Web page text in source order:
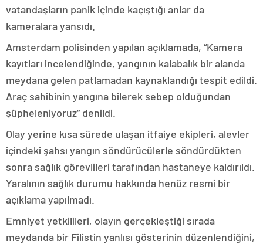
vatandaşların panik içinde kaçıştığı anlar da
kameralara yansıdı.
Amsterdam polisinden yapılan açıklamada, “Kamera
kayıtları incelendiğinde, yangının kalabalık bir alanda
meydana gelen patlamadan kaynaklandığı tespit edildi.
Araç sahibinin yangına bilerek sebep olduğundan
şüpheleniyoruz” denildi.
Olay yerine kısa sürede ulaşan itfaiye ekipleri, alevler
içindeki şahsı yangın söndürücülerle söndürdükten
sonra sağlık görevlileri tarafından hastaneye kaldırıldı.
Yaralının sağlık durumu hakkında henüz resmi bir
açıklama yapılmadı.
Emniyet yetkilileri, olayın gerçekleştiği sırada
meydanda bir Filistin yanlısı gösterinin düzenlendiğini,